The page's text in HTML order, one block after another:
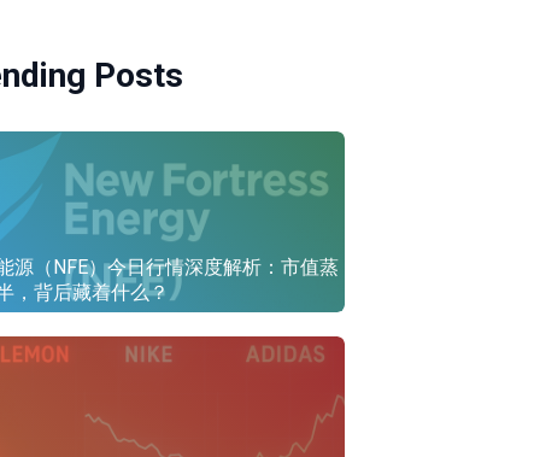
Posts
源（NFE）今日行情深度解析：市值蒸
，背后藏着什么？